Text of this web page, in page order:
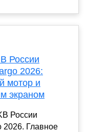
России
2026:
мотор и
экраном
России
2026. Главное